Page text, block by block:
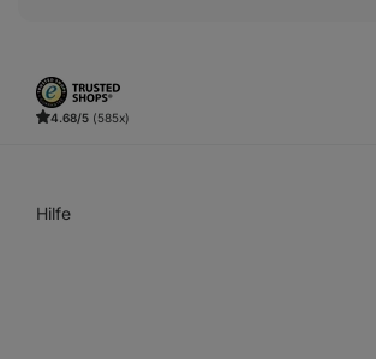
4.68/5 (585x)
Hilfe